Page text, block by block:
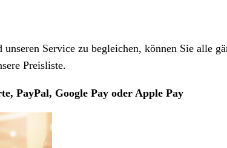
Service zu begleichen, können Sie alle
Preisliste.
PayPal, Google Pay oder Apple Pay